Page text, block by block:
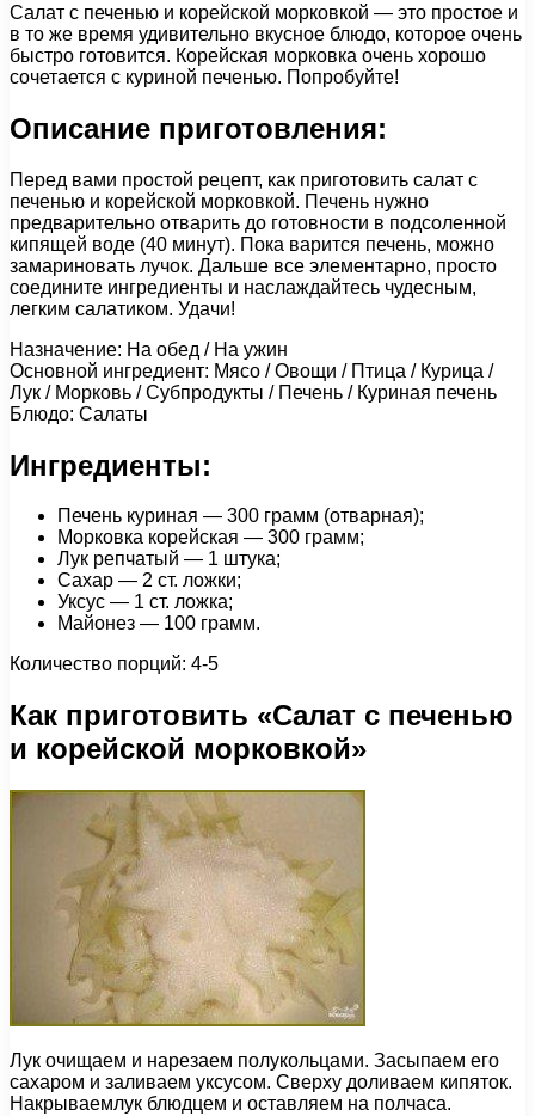
Салат с печенью и корейской морковкой — это простое и
в то же время удивительно вкусное блюдо, которое очень
быстро готовится. Корейская морковка очень хорошо
сочетается с куриной печенью. Попробуйте!
Описание приготовления:
Перед вами простой рецепт, как приготовить салат с
печенью и корейской морковкой. Печень нужно
предварительно отварить до готовности в подсоленной
кипящей воде (40 минут). Пока варится печень, можно
замариновать лучок. Дальше все элементарно, просто
соедините ингредиенты и наслаждайтесь чудесным,
легким салатиком. Удачи!
Назначение: На обед / На ужин
Основной ингредиент: Мясо / Овощи / Птица / Курица /
Лук / Морковь / Субпродукты / Печень / Куриная печень
Блюдо: Салаты
Ингредиенты:
Печень куриная — 300 грамм (отварная);
Морковка корейская — 300 грамм;
Лук репчатый — 1 штука;
Сахар — 2 ст. ложки;
Уксус — 1 ст. ложка;
Майонез — 100 грамм.
Количество порций: 4-5
Как приготовить «Салат с печенью
и корейской морковкой»
Лук очищаем и нарезаем полукольцами. Засыпаем его
сахаром и заливаем уксусом. Сверху доливаем кипяток.
Накрываемлук блюдцем и оставляем на полчаса.